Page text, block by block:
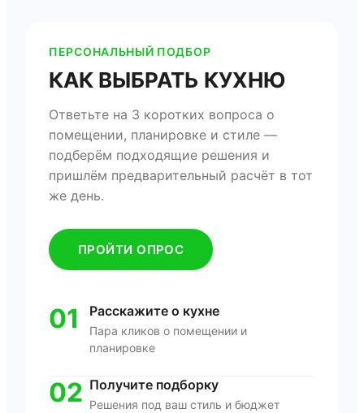
ПЕРСОНАЛЬНЫЙ ПОДБОР
КАК ВЫБРАТЬ КУХНЮ
Ответьте на 3 коротких вопроса о
помещении, планировке и стиле —
подберём подходящие решения и
пришлём предварительный расчёт в тот
же день.
ПРОЙТИ ОПРОС
01 Расскажите о кухне
Пара кликов о помещении и
планировке
02 Получите подборку
Решения под ваш стиль и бюджет